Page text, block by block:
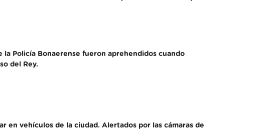
Policía Bonaerense fueron aprehendidos cuando
del Rey.
en vehículos de la ciudad. Alertados por las cámaras de